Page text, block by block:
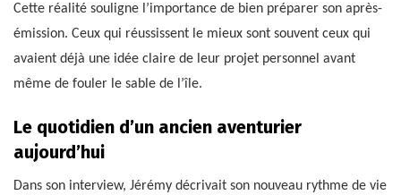
Cette réalité souligne l’importance de bien préparer son après-
émission. Ceux qui réussissent le mieux sont souvent ceux qui
avaient déjà une idée claire de leur projet personnel avant
même de fouler le sable de l’île.
Le quotidien d’un ancien aventurier
aujourd’hui
Dans son interview, Jérémy décrivait son nouveau rythme de vie